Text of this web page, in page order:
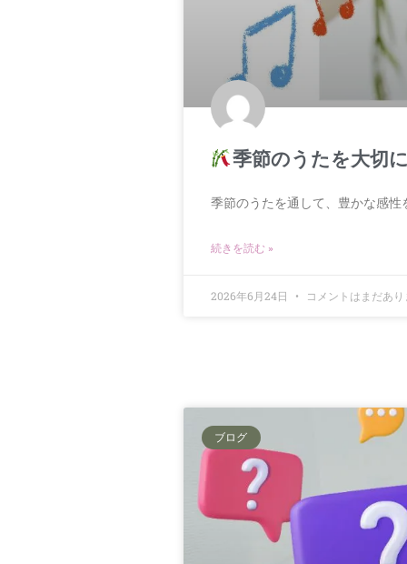
季節のうたを大切
季節のうたを通して、豊かな感性
続きを読む »
2026年6月24日 コメントはまだあ
ブログ